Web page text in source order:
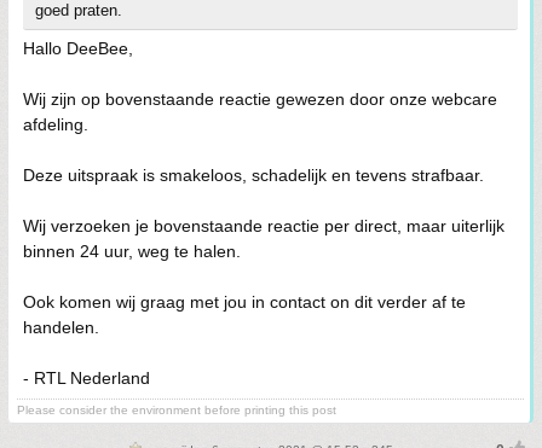
goed praten.
Hallo DeeBee,
Wij zijn op bovenstaande reactie gewezen door onze webcare
afdeling.
Deze uitspraak is smakeloos, schadelijk en tevens strafbaar.
Wij verzoeken je bovenstaande reactie per direct, maar uiterlijk
binnen 24 uur, weg te halen.
Ook komen wij graag met jou in contact on dit verder af te
handelen.
- RTL Nederland
Please consider the environment before printing this post